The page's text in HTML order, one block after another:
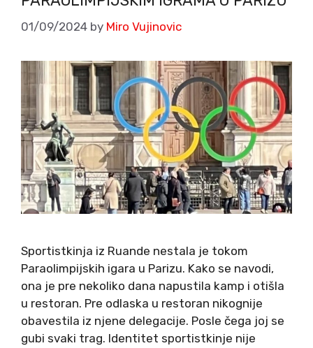
01/09/2024 by Miro Vujinovic
Sportistkinja iz Ruande nestala je tokom
Paraolimpijskih igara u Parizu. Kako se navodi,
ona je pre nekoliko dana napustila kamp i otišla
u restoran. Pre odlaska u restoran nikognije
obavestila iz njene delegacije. Posle čega joj se
gubi svaki trag. Identitet sportistkinje nije